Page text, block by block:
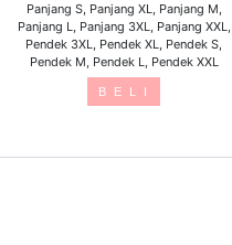
Panjang S, Panjang XL, Panjang M,
Panjang L, Panjang 3XL, Panjang XXL,
Pendek 3XL, Pendek XL, Pendek S,
Pendek M, Pendek L, Pendek XXL
B E L I